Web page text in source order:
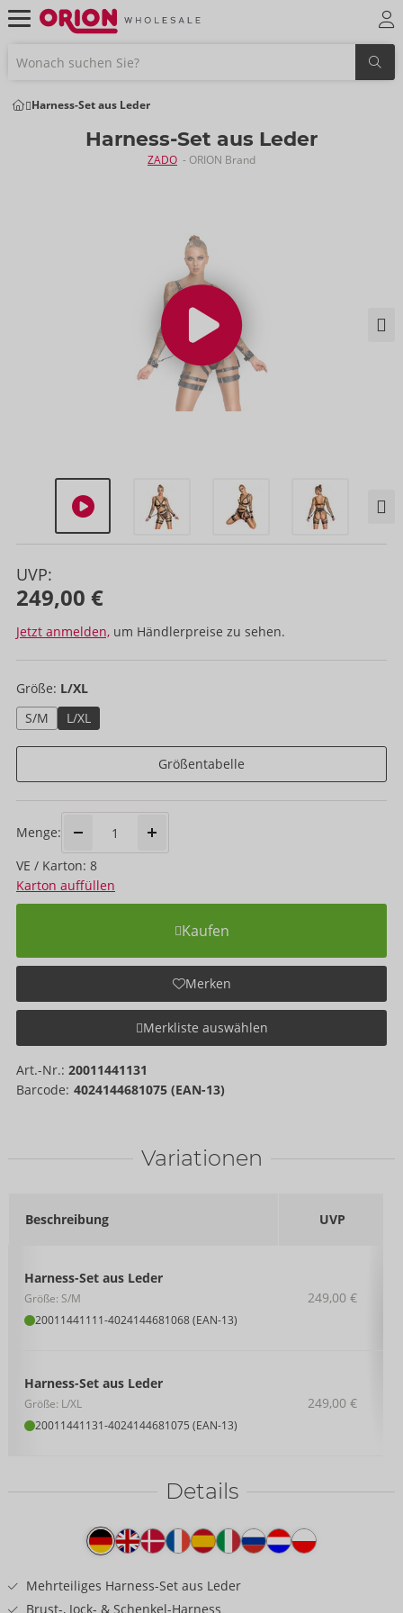
Harness-Set aus Leder
Harness-Set aus Leder
ZADO - ORION Brand
UVP:
249,00 €
Jetzt anmelden, um Händlerpreise zu sehen.
Größe: L/XL
S/M
L/XL
Größentabelle
Menge:
VE / Karton: 8
Karton auffüllen
Kaufen
Merken
Merkliste auswählen
Art.-Nr.: 20011441131
Barcode: 4024144681075 (EAN-13)
Variationen
Beschreibung UVP
Harness-Set aus Leder
Größe: S/M
20011441111-4024144681068 (EAN-13)
249,00 €
Harness-Set aus Leder
Größe: L/XL
20011441131-4024144681075 (EAN-13)
249,00 €
Details
Produkttext
Mehrteiliges Harness-Set aus Leder
Brust-, Jock- & Schenkel-Harness